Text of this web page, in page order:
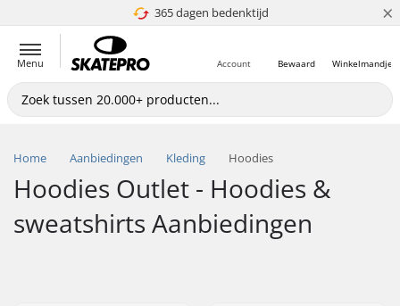
365 dagen bedenktijd
4.8 van 5 ×
Menu Winkelmandje
Bewaard
Account
Home Aanbiedingen Kleding Hoodies
Hoodies Outlet - Hoodies &
sweatshirts Aanbiedingen